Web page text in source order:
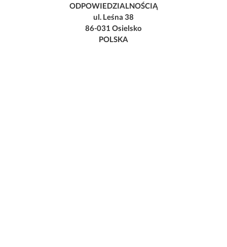
ODPOWIEDZIALNOŚCIĄ
ul. Leśna 38
86-031 Osielsko
POLSKA